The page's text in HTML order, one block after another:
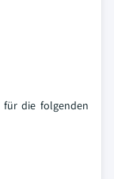
die folgenden